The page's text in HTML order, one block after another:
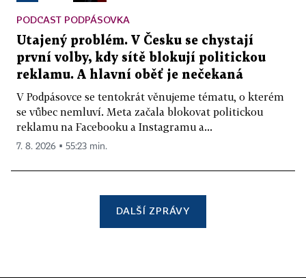
PODCAST PODPÁSOVKA
Utajený problém. V Česku se chystají
první volby, kdy sítě blokují politickou
reklamu. A hlavní oběť je nečekaná
V Podpásovce se tentokrát věnujeme tématu, o kterém
se vůbec nemluví. Meta začala blokovat politickou
reklamu na Facebooku a Instagramu a...
7. 8. 2026 ▪ 55:23 min.
DALŠÍ ZPRÁVY